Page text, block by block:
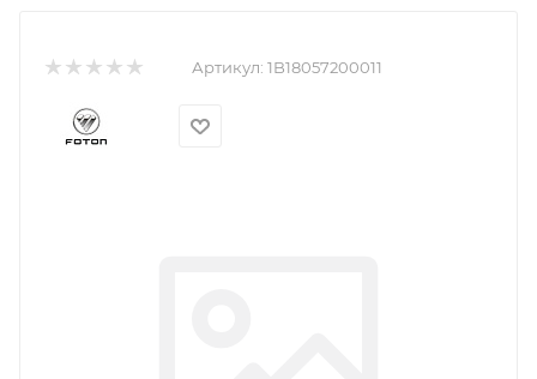
Артикул: 1B18057200011